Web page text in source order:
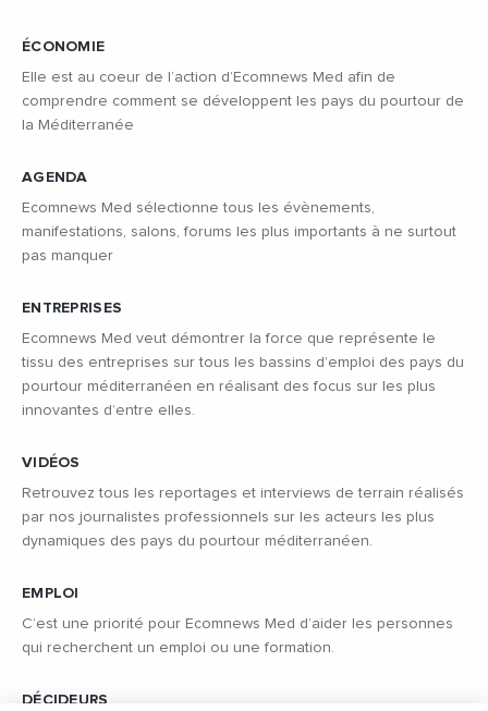
ÉCONOMIE
Elle est au coeur de l’action d’Ecomnews Med afin de
comprendre comment se développent les pays du pourtour de
la Méditerranée
AGENDA
Ecomnews Med sélectionne tous les évènements,
manifestations, salons, forums les plus importants à ne surtout
pas manquer
ENTREPRISES
Ecomnews Med veut démontrer la force que représente le
tissu des entreprises sur tous les bassins d’emploi des pays du
pourtour méditerranéen en réalisant des focus sur les plus
innovantes d’entre elles.
VIDÉOS
Retrouvez tous les reportages et interviews de terrain réalisés
par nos journalistes professionnels sur les acteurs les plus
dynamiques des pays du pourtour méditerranéen.
EMPLOI
C’est une priorité pour Ecomnews Med d’aider les personnes
qui recherchent un emploi ou une formation.
DÉCIDEURS